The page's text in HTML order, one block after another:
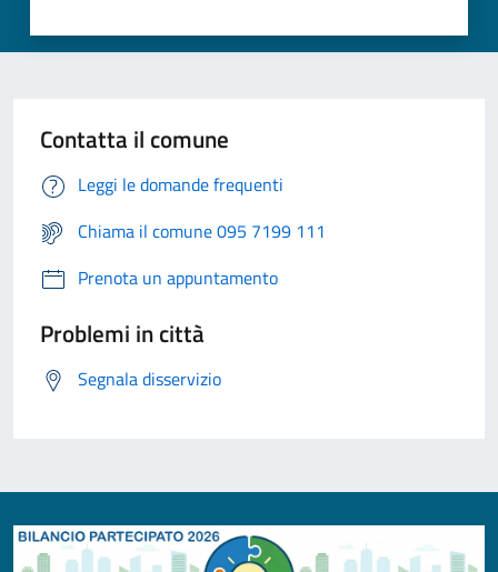
Contatta il comune
Leggi le domande frequenti
Chiama il comune 095 7199 111
Prenota un appuntamento
Problemi in città
Segnala disservizio